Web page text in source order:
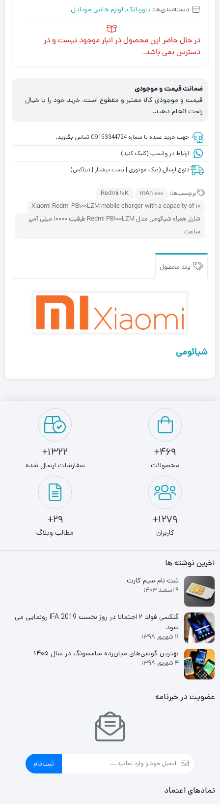
دسته‌بندی‌ها: پاوربانک, لوازم جانبی موبایل
در حال حاضر این محصول در انبار موجود نیست و در
دسترس نمی باشد.
ضمانت قیمت و موجودی
قیمت و موجودی کالا معتبر و مقطوع است. خرید خود را با خیال
راحت انجام دهید.
جهت خرید عمده با شماره 09153344724 تماس بگیرید.
ارتباط در واتسپ (کلیک کنید)
تنوع ارسال (پیک موتوری | پست پیشتاز | تیپاکس)
برچسب‌ها: 000 mAh
Redmi 10K
Xiaomi Redmi PB100LZM mobile charger with a capacity of 10
شارژر همراه شیائومی مدل Redmi PB100LZM ظرفیت 10000 میلی آمپر
ساعت
برند محصول
شیائومی
469+
محصولات
1322+
سفارشات ارسال شده
1279+
کاربران
29+
مطالب وبلاگ
آخرین نوشته ها
ثبت نام سیم کارت
9 اسفند 1403
گلکسی فولد ۲ احتمالا در روز نخست IFA 2019 رونمایی می
شود
11 شهریور 1398
بهترین گوشی‌های میان‌رده سامسونگ در سال ۱۴۰۵
4 شهریور 1398
عضویت در خبرنامه
ثبت‌نام
نمادهای اعتماد